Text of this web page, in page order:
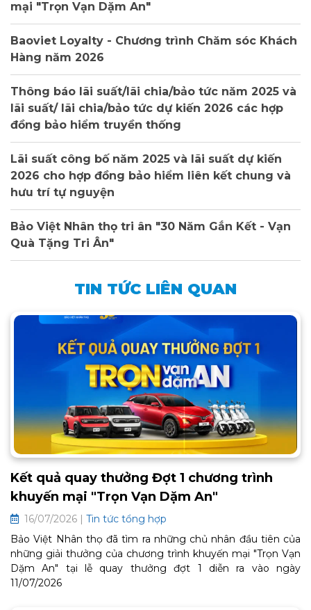
mại "Trọn Vạn Dặm An"
Baoviet Loyalty - Chương trình Chăm sóc Khách
Hàng năm 2026
Thông báo lãi suất/lãi chia/bảo tức năm 2025 và
lãi suất/ lãi chia/bảo tức dự kiến 2026 các hợp
đồng bảo hiểm truyền thống
Lãi suất công bố năm 2025 và lãi suất dự kiến
2026 cho hợp đồng bảo hiểm liên kết chung và
hưu trí tự nguyện
Bảo Việt Nhân thọ tri ân "30 Năm Gắn Kết - Vạn
Quà Tặng Tri Ân"
TIN TỨC LIÊN QUAN
Kết quả quay thưởng Đợt 1 chương trình
khuyến mại "Trọn Vạn Dặm An"
16/07/2026 |
Tin tức tổng hợp
Bảo Việt Nhân thọ đã tìm ra những chủ nhân đầu tiên của
những giải thưởng của chương trình khuyến mại "Trọn Vạn
Dặm An" tại lễ quay thưởng đợt 1 diễn ra vào ngày
11/07/2026